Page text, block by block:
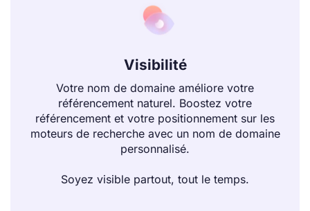
Visibilité
Votre nom de domaine améliore votre
référencement naturel. Boostez votre
référencement et votre positionnement sur les
moteurs de recherche avec un nom de domaine
personnalisé.
Soyez visible partout, tout le temps.